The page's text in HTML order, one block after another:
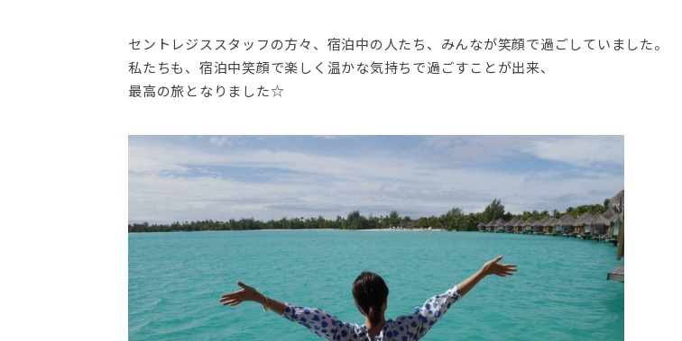
セントレジススタッフの方々、宿泊中の人たち、みんなが笑顔で過ごしていました。
私たちも、宿泊中笑顔で楽しく温かな気持ちで過ごすことが出来、
最高の旅となりました☆